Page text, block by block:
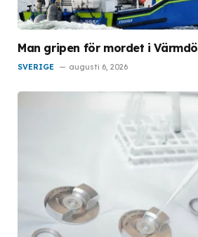
Man gripen för mordet i Värmdö
SVERIGE augusti 6, 2026